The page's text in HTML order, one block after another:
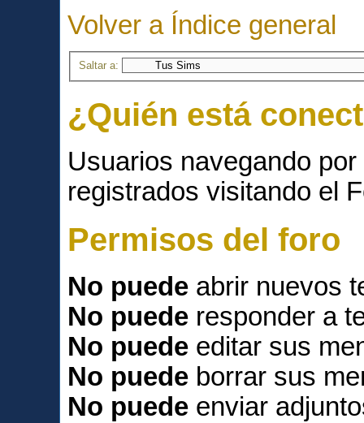
Volver a Índice general
Saltar a:
¿Quién está
Usuarios navegando
registrados visitando el
Permisos del foro
No puede abrir nuevos
No puede responder a
No puede editar sus
No puede borrar sus
No puede enviar